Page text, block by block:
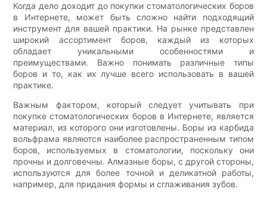
Когда дело доходит до покупки стоматологических боров
в Интернете, может быть сложно найти подходящий
инструмент для вашей практики. На рынке представлен
широкий ассортимент боров, каждый из которых
обладает уникальными особенностями и
преимуществами. Важно понимать различные типы
боров и то, как их лучше всего использовать в вашей
практике.
Важным фактором, который следует учитывать при
покупке стоматологических боров в Интернете, является
материал, из которого они изготовлены. Боры из карбида
вольфрама являются наиболее распространенным типом
боров, используемых в стоматологии, поскольку они
прочны и долговечны. Алмазные боры, с другой стороны,
используются для более точной и деликатной работы,
например, для придания формы и сглаживания зубов.